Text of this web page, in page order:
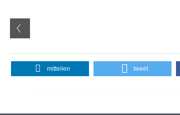
mitteilen tweet